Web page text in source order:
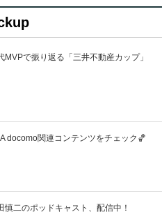
MVPで振り返る「三井不動産カップ」
docomo関連コンテンツをチェック🏀
慎二のポッドキャスト、配信中！